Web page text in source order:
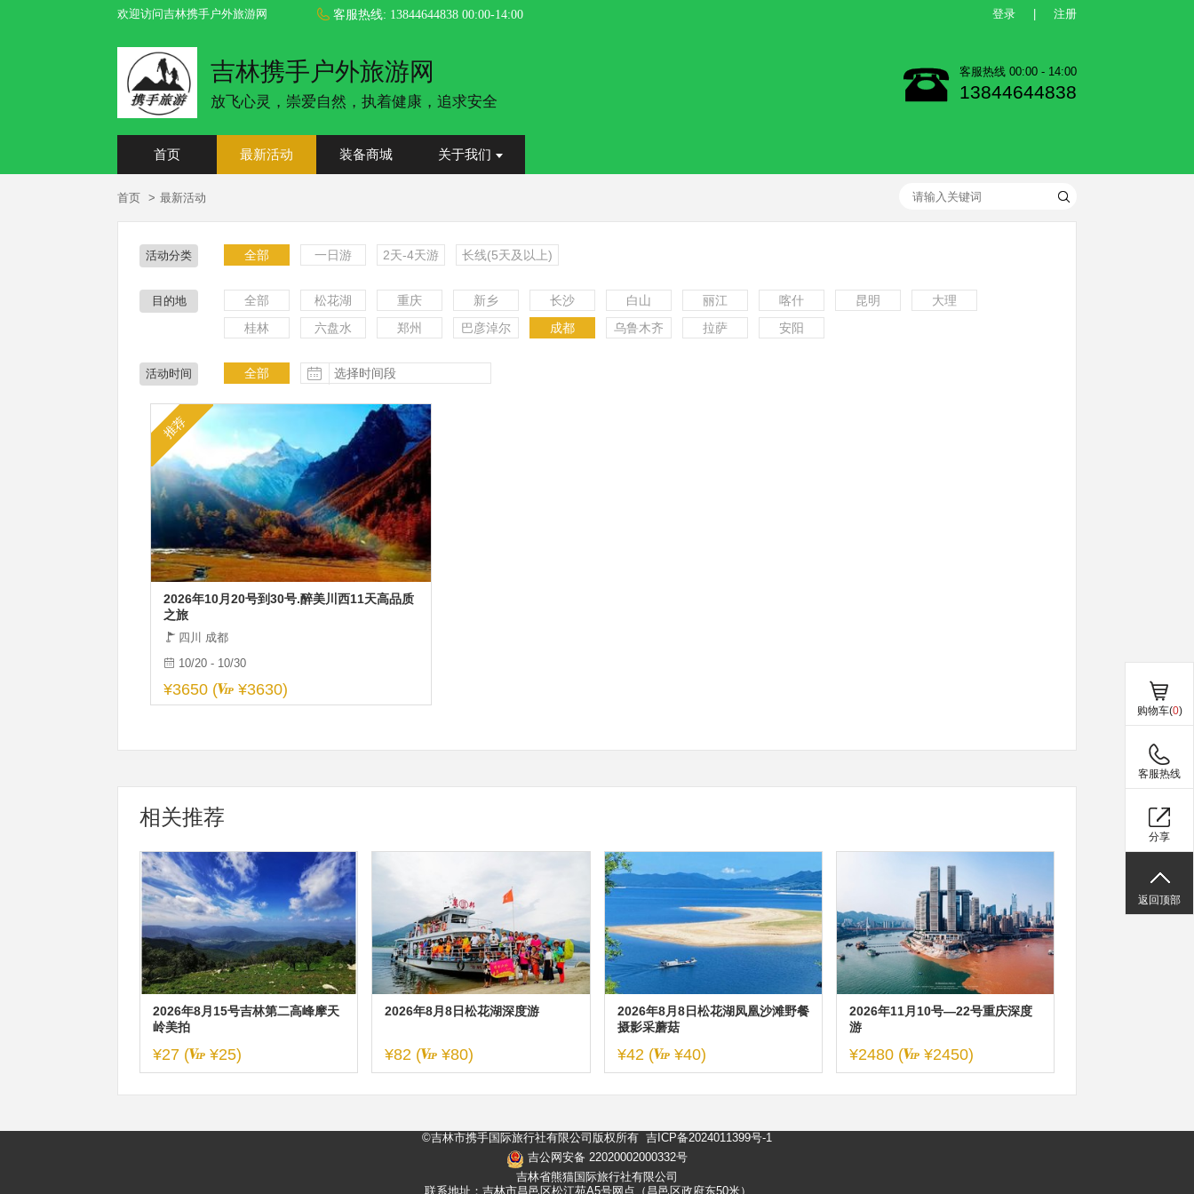
欢迎访问吉林携手户外旅游网 客服热线: 13844644838 00:00-14:00 登录 注册
吉林携手户外旅游网
放飞心灵，崇爱自然，执着健康，追求安全
客服热线 00:00 - 14:00
13844644838
首页 最新活动 装备商城 关于我们
首页 最新活动
活动分类 全部 一日游 2天-4天游 长线(5天及以上)
更多
目的地 全部 松花湖 重庆 新乡 长沙 白山 丽江 喀什 昆明
大理
桂林
六盘水 郑州 巴彦淖尔 成都 乌鲁木齐 拉萨 安阳
活动时间 全部
推荐
2026年10月20号到30号.醉美川西11天高品质
之旅
四川 成都
10/20 - 10/30
¥3650 ( ¥3630)
相关推荐
2026年8月15号吉林第二高峰摩天
岭美拍
¥27 ( ¥25)
2026年8月8日松花湖深度游
¥82 ( ¥80)
2026年8月8日松花湖凤凰沙滩野餐
摄影采蘑菇
¥42 ( ¥40)
2026年11月10号—22号重庆深度
游
¥2480 ( ¥2450)
©吉林市携手国际旅行社有限公司版权所有 吉ICP备2024011399号-1
吉公网安备 22020002000332号
吉林省熊猫国际旅行社有限公司
联系地址：吉林市昌邑区松江苑A5号网点（昌邑区政府东50米）
购物车(0)
客服热线
分享
返回顶部